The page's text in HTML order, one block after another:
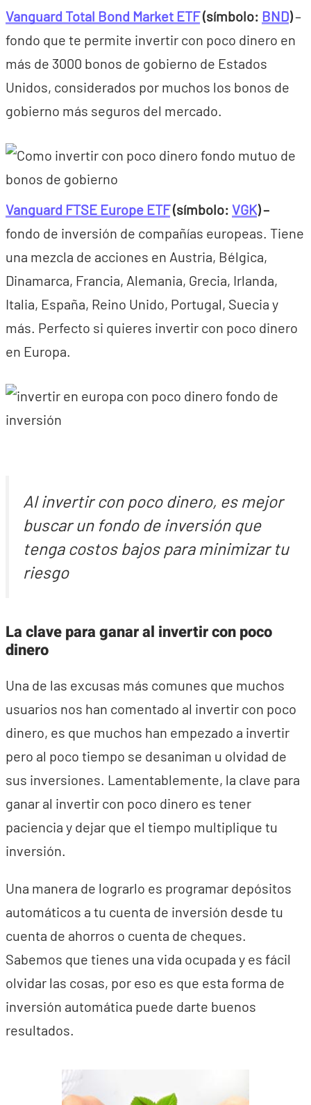
Vanguard Total Bond Market ETF(símbolo: BND)–
fondo que te permite invertir con poco dinero en
más de 3000 bonos de gobierno de Estados
Unidos, considerados por muchos los bonos de
gobierno más seguros del mercado.
Vanguard FTSE Europe ETF(símbolo: VGK) –
fondo de inversión de compañías europeas. Tiene
una mezcla de acciones en Austria, Bélgica,
Dinamarca, Francia, Alemania, Grecia, Irlanda,
Italia, España, Reino Unido, Portugal, Suecia y
más. Perfecto si quieres invertir con poco dinero
en Europa.
Al invertir con poco dinero, es mejor
buscar un fondo de inversión que
tenga costos bajos para minimizar tu
riesgo
La clave para ganar al invertir con poco
dinero
Una de las excusas más comunes que muchos
usuarios nos han comentado al invertir con poco
dinero, es que muchos han empezado a invertir
pero al poco tiempo se desaniman u olvidad de
sus inversiones. Lamentablemente, la clave para
ganar al invertir con poco dinero es tener
paciencia y dejar que el tiempo multiplique tu
inversión.
Una manera de lograrlo es programar depósitos
automáticos a tu cuenta de inversión desde tu
cuenta de ahorros o cuenta de cheques.
Sabemos que tienes una vida ocupada y es fácil
olvidar las cosas, por eso es que esta forma de
inversión automática puede darte buenos
resultados.